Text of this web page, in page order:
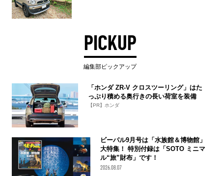
PICKUP
編集部ピックアップ
「ホンダ ZR-V クロスツーリング」はた
っぷり積める奥行きの長い荷室を装備
【PR】ホンダ
ビーパル9月号は「水族館＆博物館」
大特集！ 特別付録は「SOTO ミニマ
ル“旅”財布」です！
2026.08.07